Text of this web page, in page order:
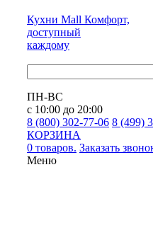
Кухни Mall Комфорт,
доступный
каждому
ПН-ВС
с 10:00 до 20:00
8 (800) 302-77-06 8 (499)
КОРЗИНА
0 товаров. Заказать
Меню